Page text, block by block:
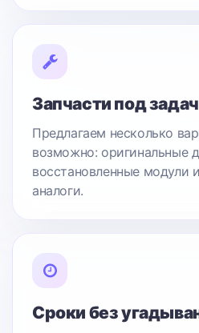
Запчасти под
Предлагаем несколько
возможно: оригинальные
восстановленные модули
аналоги.
Сроки без